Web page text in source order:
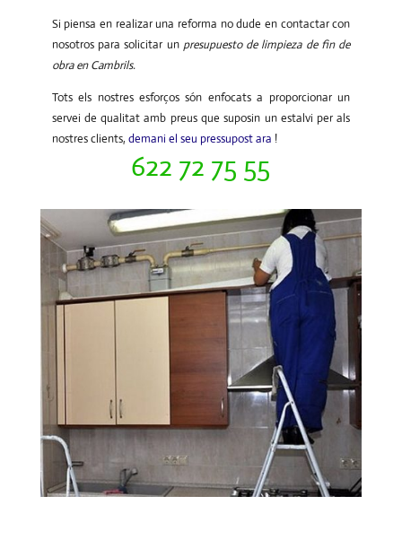
Si piensa en realizar una reforma no dude en contactar con
nosotros para solicitar un presupuesto de limpieza de fin de
obra en Cambrils.
Tots els nostres esforços són enfocats a proporcionar un
servei de qualitat amb preus que suposin un estalvi per als
nostres clients, demani el seu pressupost ara !
622 72 75 55